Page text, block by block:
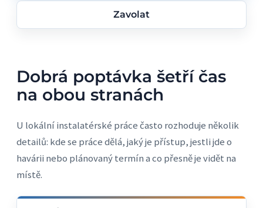
Zavolat
Dobrá poptávka šetří čas
na obou stranách
U lokální instalatérské práce často rozhoduje několik
detailů: kde se práce dělá, jaký je přístup, jestli jde o
havárii nebo plánovaný termín a co přesně je vidět na
místě.